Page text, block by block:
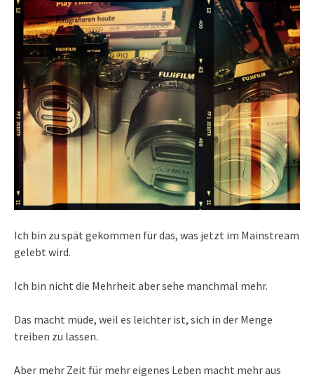
Ich bin zu spät gekommen für das, was jetzt im Mainstream
gelebt wird.
Ich bin nicht die Mehrheit aber sehe manchmal mehr.
Das macht müde, weil es leichter ist, sich in der Menge
treiben zu lassen.
Aber mehr Zeit für mehr eigenes Leben macht mehr aus